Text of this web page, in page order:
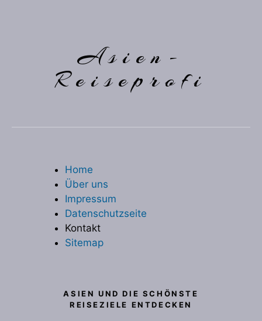
Asien-
Reiseprofi
Home
Über uns
Impressum
Datenschutzseite
Kontakt
Sitemap
ASIEN UND DIE SCHÖNSTE
REISEZIELE ENTDECKEN